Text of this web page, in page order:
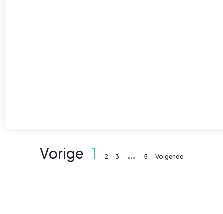
Vorige 1 2 3 … 5 Volgende